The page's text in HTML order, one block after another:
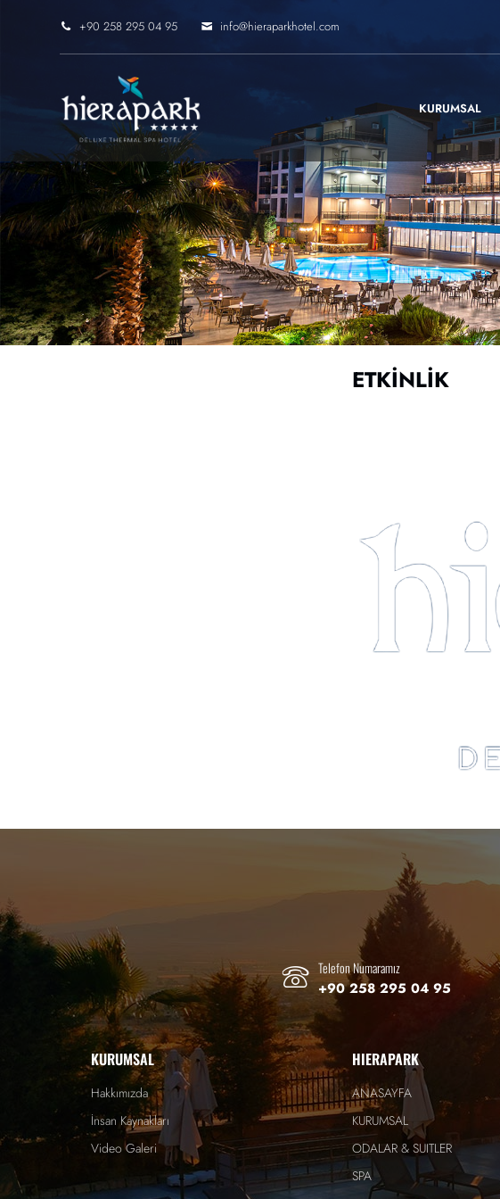
+90 258 295 04 95 info@hieraparkhotel.com
KURUMSAL
ETKİNLİK
Telefon Numaramız
+90 258 295 04 95
KURUMSAL
Hakkımızda
İnsan Kaynakları
Video Galeri
HIERAPARK
ANASAYFA
KURUMSAL
ODALAR & SUITLER
SPA